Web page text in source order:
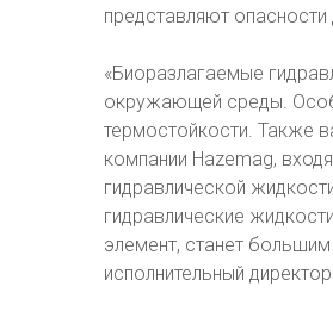
представляют опасности
«Биоразлагаемые
окружающей среды.
термостойкости. Также
компании Hazemag,
гидравлической
гидравлические
элемент, станет
исполнительный